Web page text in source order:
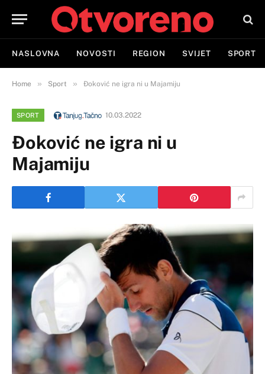
NASLOVNA NOVOSTI REGION SVIJET SPORT
Home » Sport » Ðoković ne igra ni u Majamiju
SPORT 10.03.2022
Ðoković ne igra ni u
Majamiju